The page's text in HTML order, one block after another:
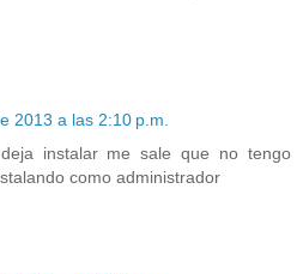
2013 a las 2:10 p.m.
instalar me sale que no tengo
como administrador